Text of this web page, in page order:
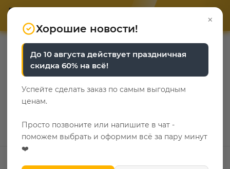
0
Эко-осень в Эльба
Мебель
Главная — О компании — Мы делаем мир лучше! —
Эко-осень в Эльба Мебель
30 октября 2025
×
Хорошие новости!
До 10 августа действует праздничная
скидка 60% на всё!
Успейте сделать заказ по самым выгодным
ценам.
Просто позвоните или напишите в чат -
поможем выбрать и оформим всё за пару минут
❤️